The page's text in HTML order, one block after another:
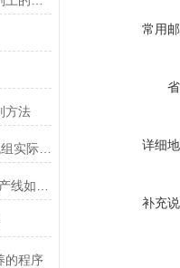
方法
ZLPG系列中药浸膏喷雾干燥机组实际操作规程
的程序
常用邮
详细地
补充说